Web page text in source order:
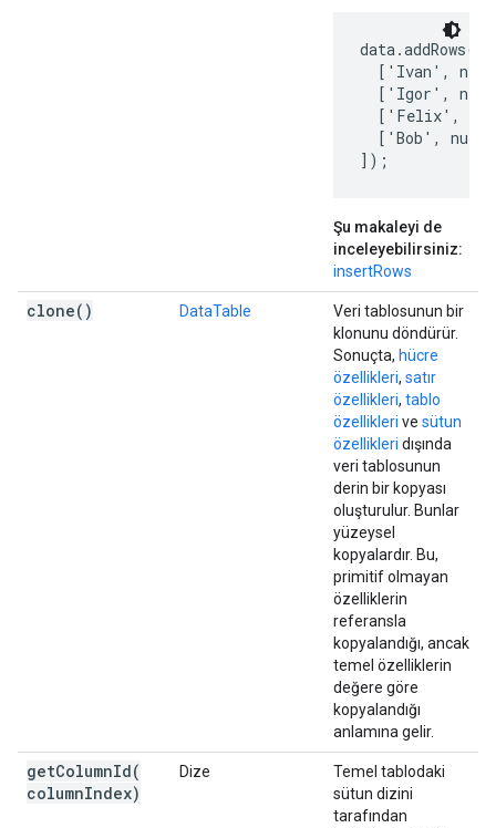
data.addRows([
['Ivan', new
['Igor', new
['Felix',
['Bob',
]);
Şu makaleyi de
inceleyebilirsiniz:
insertRows
clone( ) DataTable
Veri tablosunun bir
klonunu döndürür.
Sonuçta, hücre
özellikleri, satır
özellikleri, tablo
özellikleri ve sütun
özellikleri dışında
veri tablosunun
derin bir kopyası
oluşturulur. Bunlar
yüzeysel
kopyalardır. Bu,
primitif olmayan
özelliklerin
referansla
kopyalandığı, ancak
temel özelliklerin
değere göre
kopyalandığı
anlamına gelir.
getColumnId(
columnIndex)
Dize
Temel tablodaki
sütun dizini
tarafından